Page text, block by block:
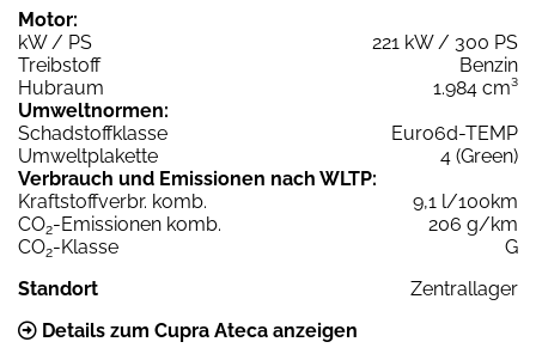
Motor:
kW / PS
221 kW / 300 PS
Treibstoff
Benzin
Hubraum
1.984 cm³
Umweltnormen:
Schadstoffklasse
Euro6d-TEMP
Umweltplakette
4 (Green)
Verbrauch und Emissionen nach WLTP:
Kraftstoffverbr. komb.
9,1 l/100km
CO2-Emissionen komb.
206 g/km
CO2-Klasse
G
Standort
Zentrallager
Details zum Cupra Ateca anzeigen